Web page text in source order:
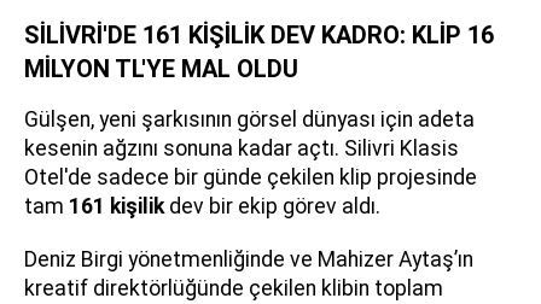
SİLİVRİ'DE 161 KİŞİLİK DEV KADRO: KLİP 16
MİLYON TL'YE MAL OLDU
Gülşen, yeni şarkısının görsel dünyası için adeta
kesenin ağzını sonuna kadar açtı. Silivri Klasis
Otel'de sadece bir günde çekilen klip projesinde
tam 161 kişilikdev bir ekip görev aldı.
Deniz Birgi yönetmenliğinde ve Mahizer Aytaş’ın
kreatif direktörlüğünde çekilen klibin toplam